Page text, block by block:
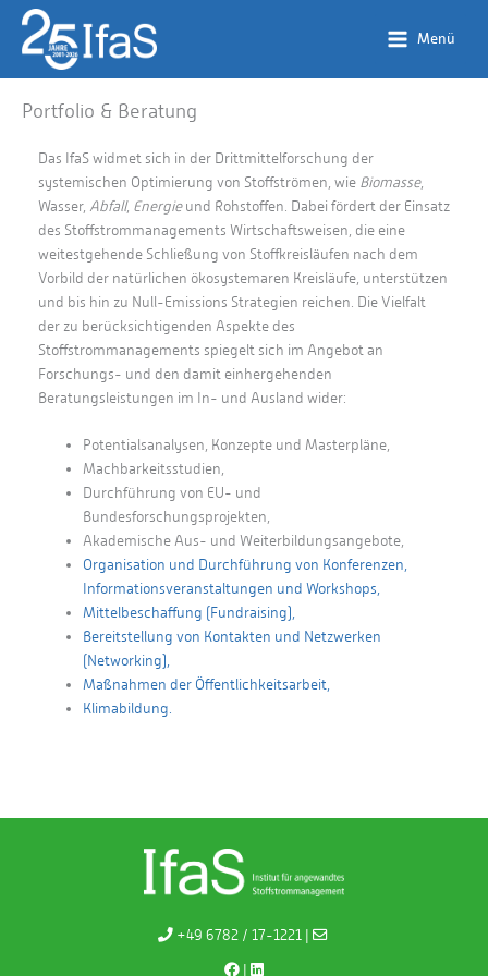
Zum
Inhalt
springen
Menü
Portfolio & Beratung
Das IfaS widmet sich in der Drittmittelforschung der
systemischen Optimierung von Stoffströmen, wie Biomasse,
Wasser, Abfall, Energieund Rohstoffen. Dabei fördert der Einsatz
des Stoffstrommanagements Wirtschaftsweisen, die eine
weitestgehende Schließung von Stoffkreisläufen nach dem
Vorbild der natürlichen ökosystemaren Kreisläufe, unterstützen
und bis hin zu Null-Emissions Strategien reichen. Die Vielfalt
der zu berücksichtigenden Aspekte des
Stoffstrommanagements spiegelt sich im Angebot an
Forschungs- und den damit einhergehenden
Beratungsleistungen im In- und Ausland wider:
Potentialsanalysen, Konzepte und Masterpläne,
Machbarkeitsstudien,
Durchführung von EU- und
Bundesforschungsprojekten,
Akademische Aus- und Weiterbildungsangebote,
Organisation und Durchführung von Konferenzen,
Informationsveranstaltungen und Workshops,
Mittelbeschaffung (Fundraising),
Bereitstellung von Kontakten und Netzwerken
(Networking),
Maßnahmen der Öffentlichkeitsarbeit,
Klimabildung.
+49 6782 / 17-1221 |
|